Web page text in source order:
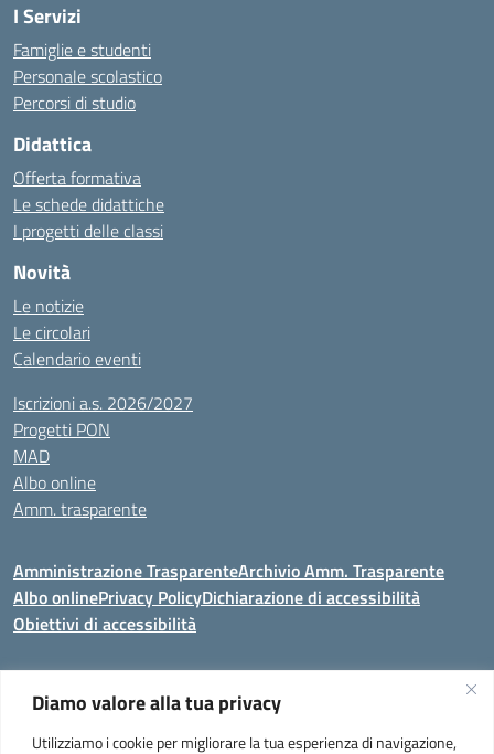
Diamo valore alla tua privacy
Utilizziamo i cookie per migliorare la tua esperienza di navigazione,
I Servizi
Famiglie e studenti
Personale scolastico
Percorsi di studio
Didattica
Offerta formativa
Le schede didattiche
I progetti delle classi
Novità
Le notizie
Le circolari
Calendario eventi
Iscrizioni a.s. 2026/2027
Progetti PON
MAD
Albo online
Amm. trasparente
Amministrazione TrasparenteArchivio Amm. Trasparente
Albo onlinePrivacy PolicyDichiarazione di accessibilità
Obiettivi di accessibilità
Codice meccanografico:VEIC859007